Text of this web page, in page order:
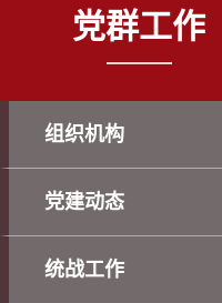
党群工作
组织机构
党建动态
统战工作